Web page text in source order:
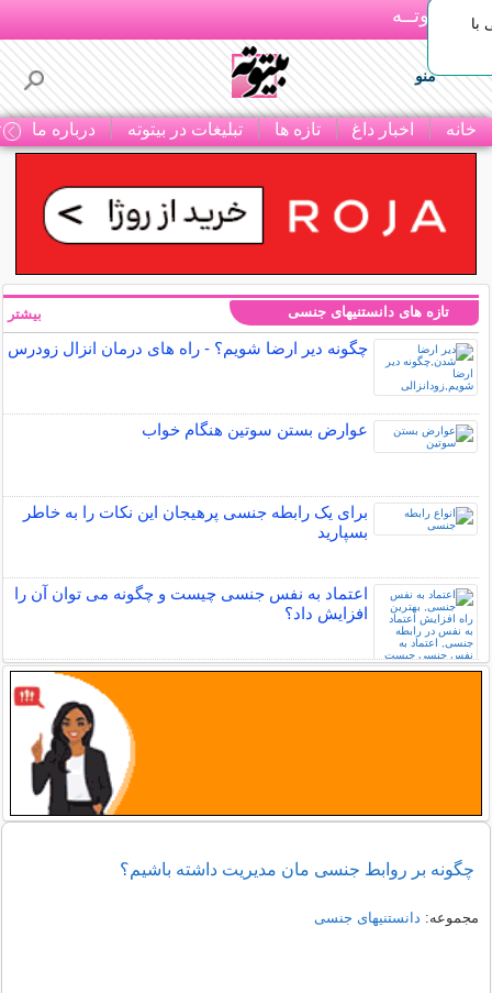
بـیتوتــه
منو
خانه اخبار داغ تازه ها تبلیغات در بیتوته درباره ما
با
تازه های دانستنیهای جنسی
چگونه دیر ارضا شویم؟ - راه های درمان انزال زودرس
عوارض بستن سوتین هنگام خواب
برای یک رابطه جنسی پرهیجان این نکات را به خاطر
بسپارید
اعتماد به نفس جنسی چیست و چگونه می توان آن را
افزایش داد؟
بیشتر
چگونه بر روابط جنسی مان مدیریت داشته باشیم؟
مجموعه: دانستنیهای جنسی